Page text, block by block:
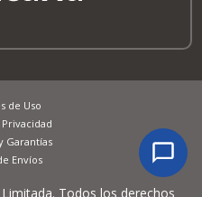
Todos los derechos
de Uso
Garantías
Envíos